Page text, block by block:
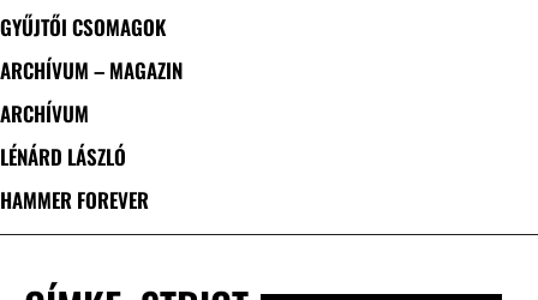
GYŰJTŐI CSOMAGOK
ARCHÍVUM – MAGAZIN
ARCHÍVUM
LÉNÁRD LÁSZLÓ
HAMMER FOREVER